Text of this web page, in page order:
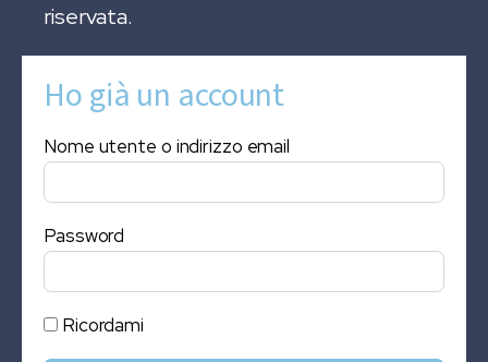
riservata.
Ho già un account
Nome utente o indirizzo email
Password
Ricordami